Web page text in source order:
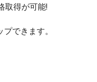
取得が可能!
できます。